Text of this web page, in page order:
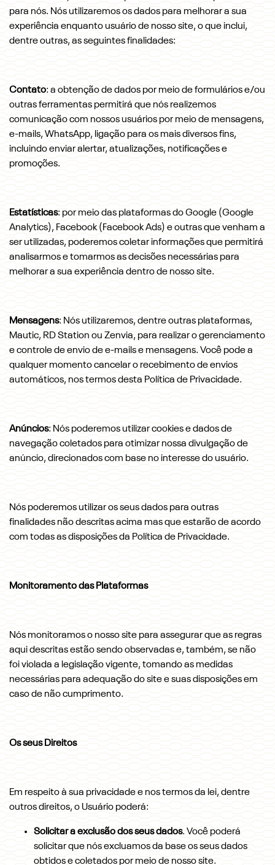
para nós. Nós utilizaremos os dados para melhorar a sua
experiência enquanto usuário de nosso site, o que inclui,
dentre outras, as seguintes finalidades:
Contato: a obtenção de dados por meio de formulários e/ou
outras ferramentas permitirá que nós realizemos
comunicação com nossos usuários por meio de mensagens,
e-mails, WhatsApp, ligação para os mais diversos fins,
incluindo enviar alertar, atualizações, notificações e
promoções.
Estatísticas: por meio das plataformas do Google (Google
Analytics), Facebook (Facebook Ads) e outras que venham a
ser utilizadas, poderemos coletar informações que permitirá
analisarmos e tomarmos as decisões necessárias para
melhorar a sua experiência dentro de nosso site.
Mensagens: Nós utilizaremos, dentre outras plataformas,
Mautic, RD Station ou Zenvia, para realizar o gerenciamento
e controle de envio de e-mails e mensagens. Você pode a
qualquer momento cancelar o recebimento de envios
automáticos, nos termos desta Política de Privacidade.
Anúncios: Nós poderemos utilizar cookies e dados de
navegação coletados para otimizar nossa divulgação de
anúncio, direcionados com base no interesse do usuário.
Nós poderemos utilizar os seus dados para outras
finalidades não descritas acima mas que estarão de acordo
com todas as disposições da Política de Privacidade.
Monitoramento das Plataformas
Nós monitoramos o nosso site para assegurar que as regras
aqui descritas estão sendo observadas e, também, se não
foi violada a legislação vigente, tomando as medidas
necessárias para adequação do site e suas disposições em
caso de não cumprimento.
Os seus Direitos
Em respeito à sua privacidade e nos termos da lei, dentre
outros direitos, o Usuário poderá:
Solicitar a exclusão dos seus dados. Você poderá
solicitar que nós excluamos da base os seus dados
obtidos e coletados por meio de nosso site.